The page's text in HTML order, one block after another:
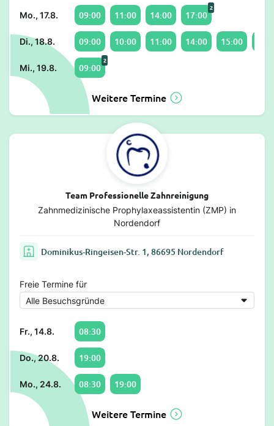
Mo., 17.8. 09:00 11:00 14:00 17:00
2
Di., 18.8. 09:00 10:00 11:00 14:00 15:00
Mi., 19.8. 09:00
2
Weitere Termine
Team Professionelle Zahnreinigung
Zahnmedizinische Prophylaxeassistentin (ZMP) in
Nordendorf
Dominikus-Ringeisen-Str. 1, 86695 Nordendorf
Freie Termine für
Fr., 14.8. 08:30
Do., 20.8. 19:00
Mo., 24.8. 08:30 19:00
Weitere Termine